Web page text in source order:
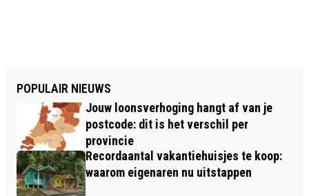
POPULAIR NIEUWS
Jouw loonsverhoging hangt af van je
postcode: dit is het verschil per
provincie
Recordaantal vakantiehuisjes te koop:
waarom eigenaren nu uitstappen